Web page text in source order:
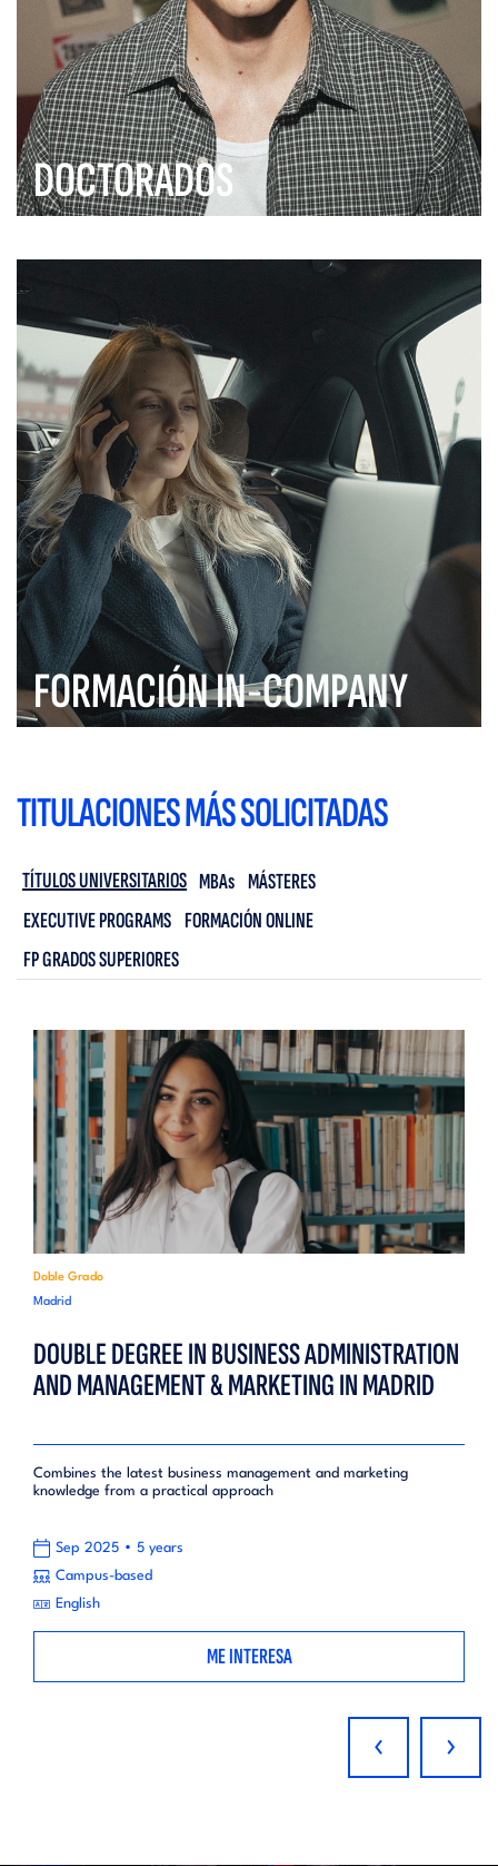
DOCTORADOS
FORMACIÓN IN-COMPANY
TITULACIONES MÁS SOLICITADAS
TÍTULOS UNIVERSITARIOS MBAs MÁSTERES
EXECUTIVE PROGRAMS FORMACIÓN ONLINE
FP GRADOS SUPERIORES
Doble Grado
Madrid
DOUBLE DEGREE IN BUSINESS ADMINISTRATION
AND MANAGEMENT & MARKETING IN MADRID
Combines the latest business management and marketing
knowledge from a practical approach
Sep 2025 • 5 years
Campus-based
English
ME INTERESA
‹ ›